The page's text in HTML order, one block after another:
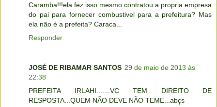
Caramba!!!ela fez isso mesmo contratou a propria empresa
do pai para fornecer combustivel para a prefeitura? Mas
ela não é a prefeita? Caraca...
Responder
JOSÉ DE RIBAMAR SANTOS 29 de maio de 2013 às
22:38
PREFEITA IRLAHI.......VC TEM DIREITO DE
RESPOSTA...QUEM NÃO DEVE NÃO TEME...abçs